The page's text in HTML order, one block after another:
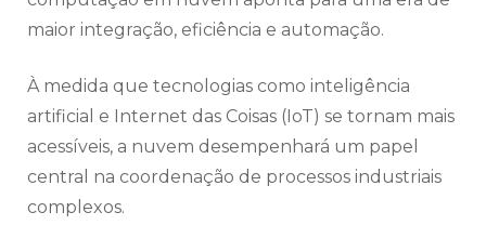
maior integração, eficiência e automação.
À medida que tecnologias como inteligência
artificial e Internet das Coisas (IoT) se tornam mais
acessíveis, a nuvem desempenhará um papel
central na coordenação de processos industriais
complexos.